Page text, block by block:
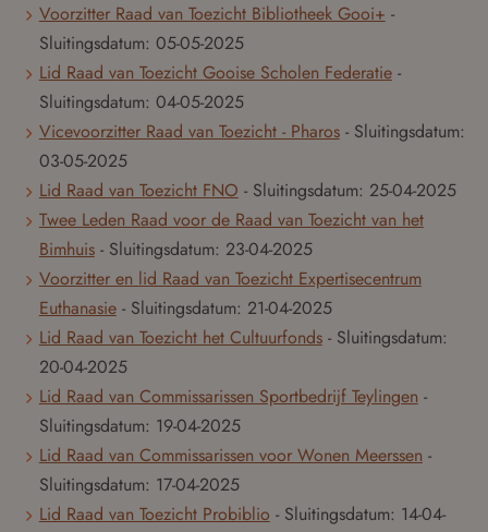
Voorzitter Raad van Toezicht Bibliotheek Gooi+ -
Sluitingsdatum: 05-05-2025
Lid Raad van Toezicht Gooise Scholen Federatie -
Sluitingsdatum: 04-05-2025
Vicevoorzitter Raad van Toezicht - Pharos - Sluitingsdatum:
03-05-2025
Lid Raad van Toezicht FNO - Sluitingsdatum: 25-04-2025
Twee Leden Raad voor de Raad van Toezicht van het
Bimhuis - Sluitingsdatum: 23-04-2025
Voorzitter en lid Raad van Toezicht Expertisecentrum
Euthanasie - Sluitingsdatum: 21-04-2025
Lid Raad van Toezicht het Cultuurfonds - Sluitingsdatum:
20-04-2025
Lid Raad van Commissarissen Sportbedrijf Teylingen -
Sluitingsdatum: 19-04-2025
Lid Raad van Commissarissen voor Wonen Meerssen -
Sluitingsdatum: 17-04-2025
Lid Raad van Toezicht Probiblio - Sluitingsdatum: 14-04-